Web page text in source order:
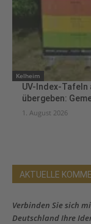
Kelheim
UV-Index-Tafeln
übergeben:
1. August 2026
AKTUELLE
Verbinden Sie sich
Deutschland Ihre